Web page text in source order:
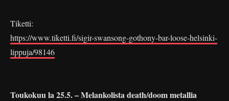
Tiketti:
https://www.tiketti.fi/sigir-swansong-gothony-bar-loose-helsinki-
lippuja/98146
Toukokuu la 25.5. – Melankolista death/doom metallia